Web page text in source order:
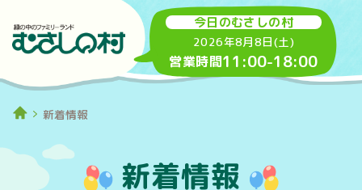
今日のむさしの村
2026年8月8日(土)
営業時間11:00-18:00
新着情報
新着情報